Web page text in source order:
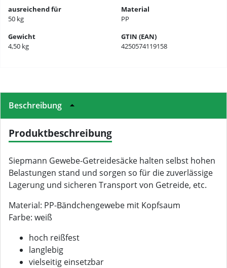
ausreichend für
50 kg
Material
PP
Gewicht
4,50 kg
GTIN (EAN)
4250574119158
Beschreibung
Produktbeschreibung
Siepmann Gewebe-Getreidesäcke halten selbst hohen
Belastungen stand und sorgen so für die zuverlässige
Lagerung und sicheren Transport von Getreide, etc.
Material: PP-Bändchengewebe mit Kopfsaum
Farbe: weiß
hoch reißfest
langlebig
vielseitig einsetzbar